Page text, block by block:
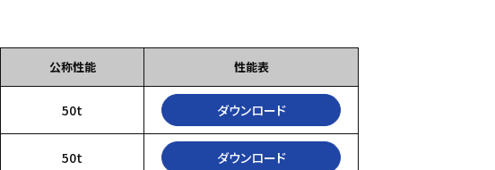
公称性能 性能表
50t ダウンロード
50t ダウンロード